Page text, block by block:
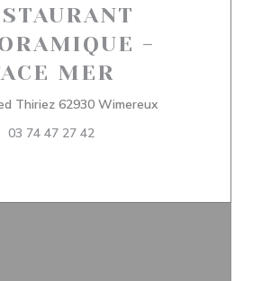
-
MER
Thiriez 62930 Wimereux((открывается
03 74 47 27 42